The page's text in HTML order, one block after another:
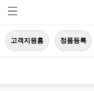
고객지원홈 정품등록